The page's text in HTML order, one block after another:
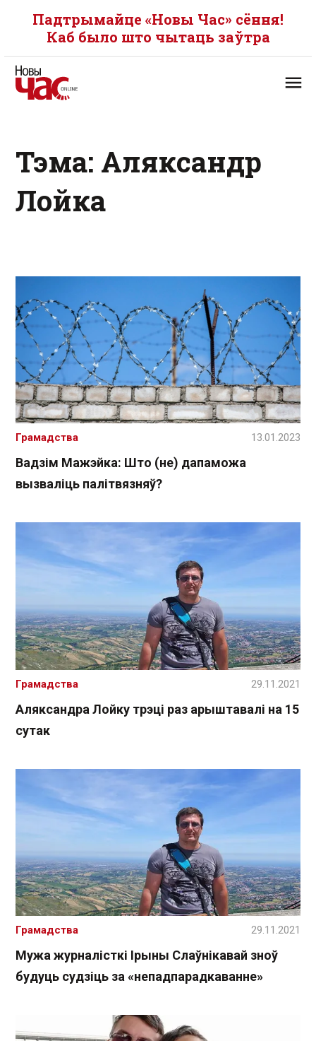
Падтрымайце «Новы Час» сёння!
Каб было што чытаць заўтра
Тэма: Аляксандр
Лойка
Вадзім Мажэйка: Што (не) дапаможа
вызваліць палітвязняў?
Грамадства 13.01.2023
Аляксандра Лойку трэці раз арыштавалі на 15
сутак
Грамадства 29.11.2021
Мужа журналісткі Ірыны Слаўнікавай зноў
будуць судзіць за «непадпарадкаванне»
Грамадства 29.11.2021